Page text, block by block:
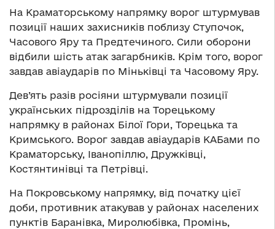
На Краматорському напрямку ворог штурмував
позиції наших захисників поблизу Ступочок,
Часового Яру та Предтечиного. Сили оборони
відбили шість атак загарбників. Крім того, ворог
завдав авіаударів по Міньківці та Часовому Яру.
Дев’ять разів росіяни штурмували позиції
українських підрозділів на Торецькому
напрямку в районах Білої Гори, Торецька та
Кримського. Ворог завдав авіаударів КАБами по
Краматорську, Іванопіллю, Дружківці,
Костянтинівці та Петрівці.
На Покровському напрямку, від початку цієї
доби, противник атакував у районах населених
пунктів Баранівка, Миролюбівка, Промінь,